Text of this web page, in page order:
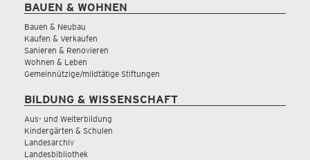
BAUEN & WOHNEN
Bauen & Neubau
Kaufen & Verkaufen
Sanieren & Renovieren
Wohnen & Leben
Gemeinnützige/mildtätige Stiftungen
BILDUNG & WISSENSCHAFT
Aus- und Weiterbildung
Kindergärten & Schulen
Landesarchiv
Landesbibliothek